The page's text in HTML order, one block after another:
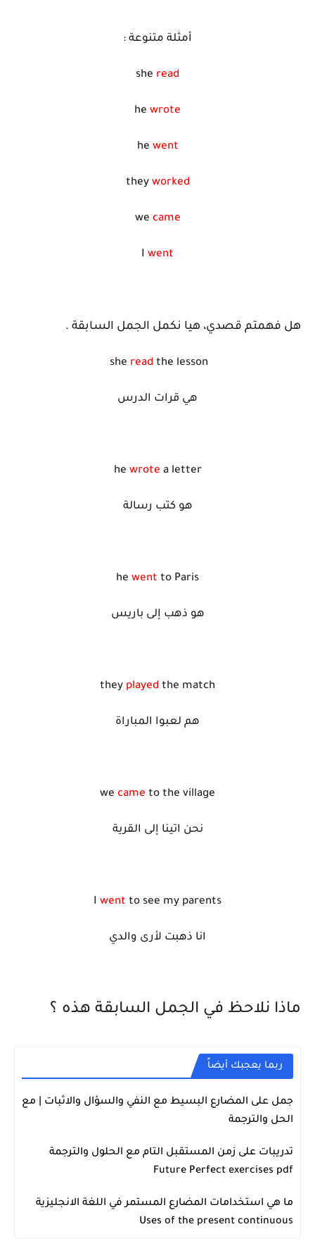
أمثلة متنوعة :
she read
he wrote
he went
they worked
we came
I went
هل فهمتم قصدي، هيا نكمل الجمل السابقة .
she read the lesson
هي قرات الدرس
he wrote a letter
هو كتب رسالة
he went to Paris
هو ذهب إلى باريس
they played the match
هم لعبوا المباراة
we came to the village
نحن اتينا إلى القرية
I went to see my parents
انا ذهبت لأرى والدي
ماذا نلاحظ في الجمل السابقة هذه ؟
ربما يعجبك أيضاً
اللغة الانجليزية
جمل على المضارع البسيط مع النفي والسؤال والاثبات | مع
الحل والترجمة
اللغة الانجليزية
تدريبات على زمن المستقبل التام مع الحلول والترجمة
Future Perfect exercises pdf
اللغة الانجليزية
ما هي استخدامات المضارع المستمر في اللغة الانجليزية
Uses of the present continuous